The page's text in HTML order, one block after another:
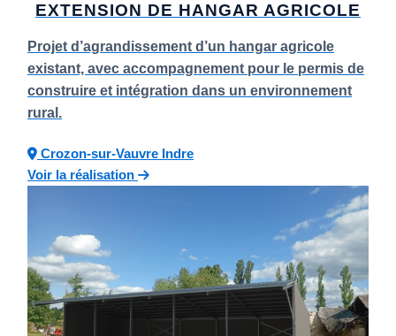
EXTENSION DE HANGAR AGRICOLE
Projet d’agrandissement d’un hangar agricole
existant, avec accompagnement pour le permis de
construire et intégration dans un environnement
rural.
Crozon-sur-Vauvre Indre
Voir la réalisation